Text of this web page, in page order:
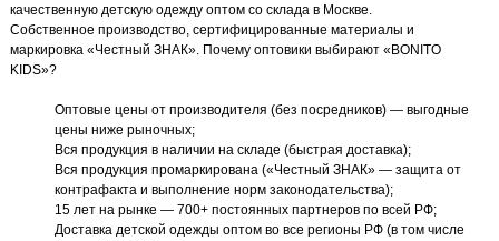
качественную детскую одежду оптом со склада в Москве.
Собственное производство, сертифицированные материалы и
маркировка «Честный ЗНАК». Почему оптовики выбирают «BONITO
KIDS»?
Оптовые цены от производителя (без посредников) — выгодные
цены ниже рыночных;
Вся продукция в наличии на складе (быстрая доставка);
Вся продукция промаркирована («Честный ЗНАК» — защита от
контрафакта и выполнение норм законодательства);
15 лет на рынке — 700+ постоянных партнеров по всей РФ;
Доставка детской одежды оптом во все регионы РФ (в том числе